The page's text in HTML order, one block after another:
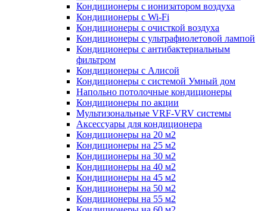
Кондиционеры с ионизатором воздуха
Кондиционеры с Wi-Fi
Кондиционеры с очисткой воздуха
Кондиционеры с ультрафиолетовой лампой
Кондиционеры с антибактериальным
фильтром
Кондиционеры с Алисой
Кондиционеры с системой Умный дом
Напольно потолочные кондиционеры
Кондиционеры по акции
Мультизональные VRF-VRV системы
Аксессуары для кондиционера
Кондиционеры на 20 м2
Кондиционеры на 25 м2
Кондиционеры на 30 м2
Кондиционеры на 40 м2
Кондиционеры на 45 м2
Кондиционеры на 50 м2
Кондиционеры на 55 м2